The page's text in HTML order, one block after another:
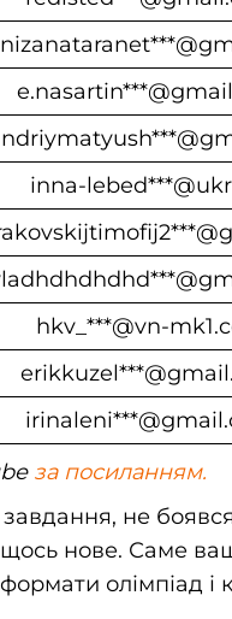
inna-
hkv_***@vn-
за посиланням.
не
нове. Саме
олімпіад і